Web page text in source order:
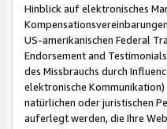
Hinblick auf elektronisches
US-amerikanischen Federal
Endorsement and
des Missbrauchs durch
elektronische
natürlichen oder juristischen
auferlegt werden, die Ihre